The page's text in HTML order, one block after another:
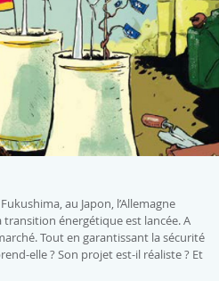
au Japon, l’Allemagne
énergétique est lancée. A
Tout en garantissant la sécurité
elle ? Son projet est-il réaliste ? Et